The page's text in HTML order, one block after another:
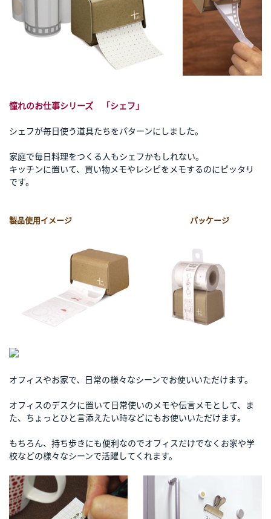
憧れのお仕事シリーズ 「シェフ」
シェフが毎日使う道具たちをパターンにしました。
家庭で毎日料理をつくる人もシェフかもしれない。
キッチンに置いて、買い物メモやレシピをメモするのにピッタリ
です。
製品使用イメージ パッケージ
オフィスやお家で、日常の様々なシーンでお使いいただけます。
オフィスのデスクに置いて日常使いのメモや伝言メモとして、ま
た、ちょっとひと言添えたい時などにもお使いいただけます。
もちろん、持ち歩きにも便利なのでオフィスだけでなくお家や学
校などの様々なシーンで活躍してくれます。